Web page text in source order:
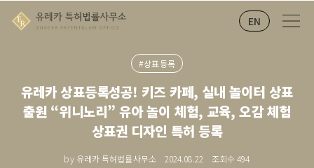
EN
#상표등록
유레카 상표등록성공! 키즈 카페, 실내 놀이터 상표
출원 “위니노리” 유아 놀이 체험, 교육, 오감 체험
상표권 디자인 특허 등록
by 유레카 특허법률사무소 2024.08.22 조회수494